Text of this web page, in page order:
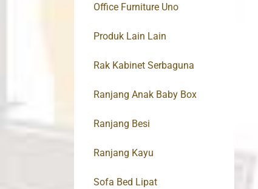
Office Furniture Uno
Produk Lain Lain
Rak Kabinet Serbaguna
Ranjang Anak Baby Box
Ranjang Besi
Ranjang Kayu
Sofa Bed Lipat